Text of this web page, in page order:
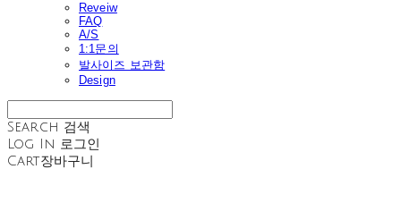
Reveiw
FAQ
A/S
1:1문의
발사이즈 보관함
Design
Search 검색
Log In 로그인
Cart장바구니